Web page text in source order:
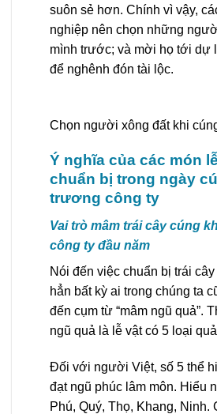
suôn sẻ hơn. Chính vì vậy,
nghiệp nên chọn những
mình trước; và mời họ tới dự
để nghênh đón tài lộc.
Chọn người xông đất khi
Ý nghĩa của các món
chuẩn bị trong ngày
trương công ty
Vai trò mâm trái cây cúng
công ty đầu năm
Nói đến việc chuẩn bị trái
hẳn bất kỳ ai trong chúng ta
đến cụm từ “mâm ngũ quả”.
ngũ quả là lễ vật có 5 loại
Đối với người Việt, số 5 thể
đạt ngũ phúc lâm môn. Hiểu
Phú, Quý, Thọ, Khang, Ninh.